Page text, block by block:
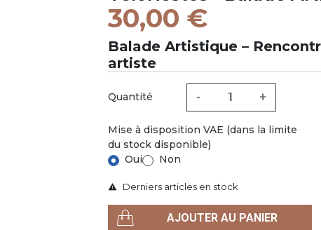
30,00 €
Balade Artistique –
artiste
Quantité - +
Mise à disposition VAE (dans la limite
du stock disponible)
Oui
Non
 Derniers articles en stock
AJOUTER AU PANIER